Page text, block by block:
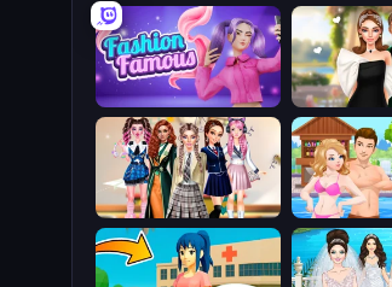
Valentine's Day Proposal
Fashion Famous
Swimming Pool Romance
Back To School: Uniforms Edition